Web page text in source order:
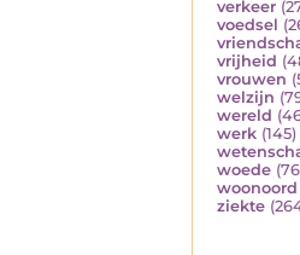
verkeer
voedsel
vrijheid
vrouwen
welzijn
wereld
werk (145)
woede
woonoord
ziekte